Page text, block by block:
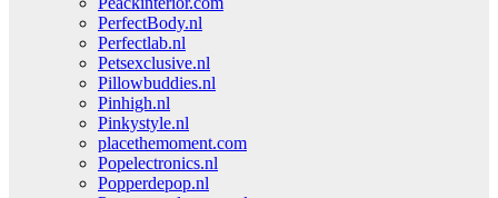
PerfectBody.nl
Perfectlab.nl
Petsexclusive.nl
Pillowbuddies.nl
Pinhigh.nl
Pinkystyle.nl
placethemoment.com
Popelectronics.nl
Popperdepop.nl